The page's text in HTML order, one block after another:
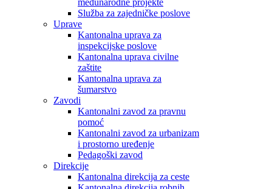
međunarodne projekte
Služba za zajedničke poslove
Uprave
Kantonalna uprava za
inspekcijske poslove
Kantonalna uprava civilne
zaštite
Kantonalna uprava za
šumarstvo
Zavodi
Kantonalni zavod za pravnu
pomoć
Kantonalni zavod za urbanizam
i prostorno uređenje
Pedagoški zavod
Direkcije
Kantonalna direkcija za ceste